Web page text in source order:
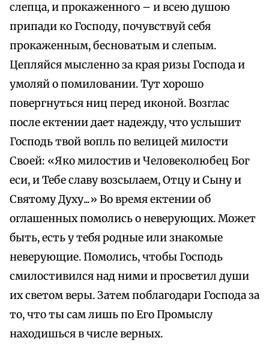
слепца, и прокаженного – и всею душою
припади ко Господу, почувствуй себя
прокаженным, бесноватым и слепым.
Цепляйся мысленно за края ризы Господа и
умоляй о помиловании. Тут хорошо
повергнуться ниц перед иконой. Возглас
после ектении дает надежду, что услышит
Господь твой вопль по велицей милости
Своей: «Яко милостив и Человеколюбец Бог
еси, и Тебе славу возсылаем, Отцу и Сыну и
Святому Духу...» Во время ектении об
оглашенных помолись о неверующих. Может
быть, есть у тебя родные или знакомые
неверующие. Помолись, чтобы Господь
смилостивился над ними и просветил души
их светом веры. Затем поблагодари Господа за
то, что ты сам лишь по Его Промыслу
находишься в числе верных.